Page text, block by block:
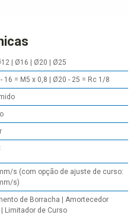
| Ø16 | Ø20 | Ø25
16 = M5 x 0,8 | Ø20 - 25 = Rc 1/8
s (com opção de ajuste de curso:
s)
de Borracha | Amortecedor
Limitador de Curso